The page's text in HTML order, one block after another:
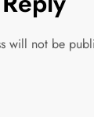
will not be